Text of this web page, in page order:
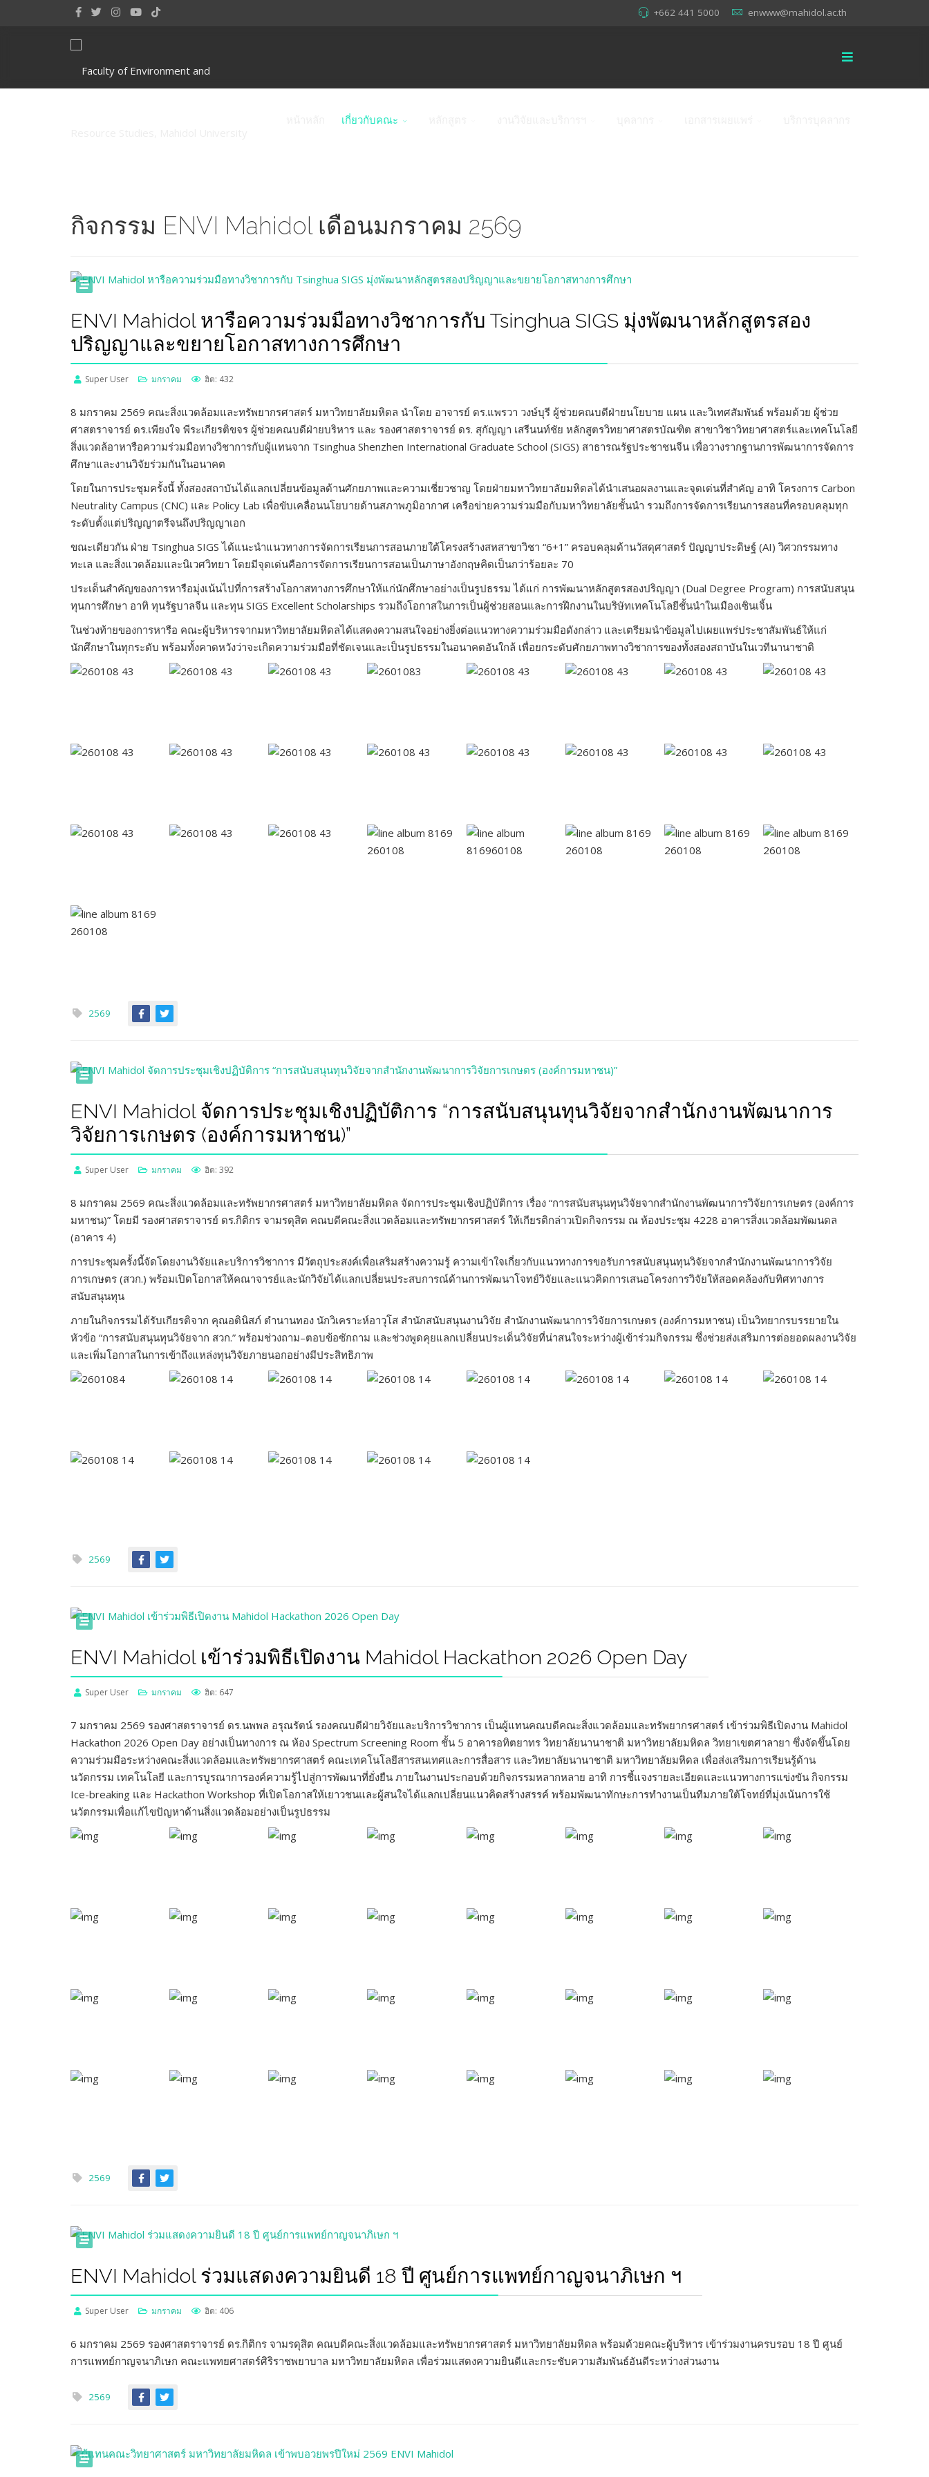
+662 441 5000 enwww@mahidol.ac.th
เกี่ยวกับคณะ
กิจกรรม ENVI Mahidol เดือนมกราคม 2569
ENVI Mahidol หารือความร่วมมือทางวิชาการกับ Tsinghua SIGS มุ่งพัฒนาหลักสูตรสอง
ปริญญาและขยายโอกาสทางการศึกษา
Super User มกราคม ฮิต: 432
8 มกราคม 2569 คณะสิ่งแวดล้อมและทรัพยากรศาสตร์ มหาวิทยาลัยมหิดล นำโดย อาจารย์ ดร.แพรวา วงษ์บุรี ผู้ช่วยคณบดีฝ่ายนโยบาย แผน และวิเทศสัมพันธ์ พร้อมด้วย ผู้ช่วย
ศาสตราจารย์ ดร.เพียงใจ พีระเกียรติขจร ผู้ช่วยคณบดีฝ่ายบริหาร และ รองศาสตราจารย์ ดร. สุกัญญา เสรีนนท์ชัย หลักสูตรวิทยาศาสตรบัณฑิต สาขาวิชาวิทยาศาสตร์และเทคโนโลยี
สิ่งแวดล้อาหารือความร่วมมือทางวิชาการกับผู้แทนจาก Tsinghua Shenzhen International Graduate School (SIGS) สาธารณรัฐประชาชนจีน เพื่อวางรากฐานการพัฒนาการจัดการ
ศึกษาและงานวิจัยร่วมกันในอนาคต
โดยในการประชุมครั้งนี้ ทั้งสองสถาบันได้แลกเปลี่ยนข้อมูลด้านศักยภาพและความเชี่ยวชาญ โดยฝ่ายมหาวิทยาลัยมหิดลได้นำเสนอผลงานและจุดเด่นที่สำคัญ อาทิ โครงการ Carbon
Neutrality Campus (CNC) และ Policy Lab เพื่อขับเคลื่อนนโยบายด้านสภาพภูมิอากาศ เครือข่ายความร่วมมือกับมหาวิทยาลัยชั้นนำ รวมถึงการจัดการเรียนการสอนที่ครอบคลุมทุก
ระดับตั้งแต่ปริญญาตรีจนถึงปริญญาเอก
ขณะเดียวกัน ฝ่าย Tsinghua SIGS ได้แนะนำแนวทางการจัดการเรียนการสอนภายใต้โครงสร้างสหสาขาวิชา “6+1” ครอบคลุมด้านวัสดุศาสตร์ ปัญญาประดิษฐ์ (AI) วิศวกรรมทาง
ทะเล และสิ่งแวดล้อมและนิเวศวิทยา โดยมีจุดเด่นคือการจัดการเรียนการสอนเป็นภาษาอังกฤษคิดเป็นกว่าร้อยละ 70
ประเด็นสำคัญของการหารือมุ่งเน้นไปที่การสร้างโอกาสทางการศึกษาให้แก่นักศึกษาอย่างเป็นรูปธรรม ได้แก่ การพัฒนาหลักสูตรสองปริญญา (Dual Degree Program) การสนับสนุน
ทุนการศึกษา อาทิ ทุนรัฐบาลจีน และทุน SIGS Excellent Scholarships รวมถึงโอกาสในการเป็นผู้ช่วยสอนและการฝึกงานในบริษัทเทคโนโลยีชั้นนำในเมืองเซินเจิ้น
ในช่วงท้ายของการหารือ คณะผู้บริหารจากมหาวิทยาลัยมหิดลได้แสดงความสนใจอย่างยิ่งต่อแนวทางความร่วมมือดังกล่าว และเตรียมนำข้อมูลไปเผยแพร่ประชาสัมพันธ์ให้แก่
นักศึกษาในทุกระดับ พร้อมทั้งคาดหวังว่าจะเกิดความร่วมมือที่ชัดเจนและเป็นรูปธรรมในอนาคตอันใกล้ เพื่อยกระดับศักยภาพทางวิชาการของทั้งสองสถาบันในเวทีนานาชาติ
2569
ENVI Mahidol จัดการประชุมเชิงปฏิบัติการ “การสนับสนุนทุนวิจัยจากสำนักงานพัฒนาการ
วิจัยการเกษตร (องค์การมหาชน)”
Super User มกราคม ฮิต: 392
8 มกราคม 2569 คณะสิ่งแวดล้อมและทรัพยากรศาสตร์ มหาวิทยาลัยมหิดล จัดการประชุมเชิงปฏิบัติการ เรื่อง “การสนับสนุนทุนวิจัยจากสำนักงานพัฒนาการวิจัยการเกษตร (องค์การ
มหาชน)” โดยมี รองศาสตราจารย์ ดร.กิติกร จามรดุสิต คณบดีคณะสิ่งแวดล้อมและทรัพยากรศาสตร์ ให้เกียรติกล่าวเปิดกิจกรรม ณ ห้องประชุม 4228 อาคารสิ่งแวดล้อมพัฒนดล
(อาคาร 4)
การประชุมครั้งนี้จัดโดยงานวิจัยและบริการวิชาการ มีวัตถุประสงค์เพื่อเสริมสร้างความรู้ ความเข้าใจเกี่ยวกับแนวทางการขอรับการสนับสนุนทุนวิจัยจากสำนักงานพัฒนาการวิจัย
การเกษตร (สวก.) พร้อมเปิดโอกาสให้คณาจารย์และนักวิจัยได้แลกเปลี่ยนประสบการณ์ด้านการพัฒนาโจทย์วิจัยและแนวคิดการเสนอโครงการวิจัยให้สอดคล้องกับทิศทางการ
สนับสนุนทุน
ภายในกิจกรรมได้รับเกียรติจาก คุณอตินิสภ์ ตำนานทอง นักวิเคราะห์อาวุโส สำนักสนับสนุนงานวิจัย สำนักงานพัฒนาการวิจัยการเกษตร (องค์การมหาชน) เป็นวิทยากรบรรยายใน
หัวข้อ “การสนับสนุนทุนวิจัยจาก สวก.” พร้อมช่วงถาม–ตอบข้อซักถาม และช่วงพูดคุยแลกเปลี่ยนประเด็นวิจัยที่น่าสนใจระหว่างผู้เข้าร่วมกิจกรรม ซึ่งช่วยส่งเสริมการต่อยอดผลงานวิจัย
และเพิ่มโอกาสในการเข้าถึงแหล่งทุนวิจัยภายนอกอย่างมีประสิทธิภาพ
2569
ENVI Mahidol เข้าร่วมพิธีเปิดงาน Mahidol Hackathon 2026 Open Day
Super User มกราคม ฮิต: 647
7 มกราคม 2569 รองศาสตราจารย์ ดร.นพพล อรุณรัตน์ รองคณบดีฝ่ายวิจัยและบริการวิชาการ เป็นผู้แทนคณบดีคณะสิ่งแวดล้อมและทรัพยากรศาสตร์ เข้าร่วมพิธีเปิดงาน Mahidol
Hackathon 2026 Open Day อย่างเป็นทางการ ณ ห้อง Spectrum Screening Room ชั้น 5 อาคารอทิตยาทร วิทยาลัยนานาชาติ มหาวิทยาลัยมหิดล วิทยาเขตศาลายา ซึ่งจัดขึ้นโดย
ความร่วมมือระหว่างคณะสิ่งแวดล้อมและทรัพยากรศาสตร์ คณะเทคโนโลยีสารสนเทศและการสื่อสาร และวิทยาลัยนานาชาติ มหาวิทยาลัยมหิดล เพื่อส่งเสริมการเรียนรู้ด้าน
นวัตกรรม เทคโนโลยี และการบูรณาการองค์ความรู้ไปสู่การพัฒนาที่ยั่งยืน ภายในงานประกอบด้วยกิจกรรมหลากหลาย อาทิ การชี้แจงรายละเอียดและแนวทางการแข่งขัน กิจกรรม
Ice-breaking และ Hackathon Workshop ที่เปิดโอกาสให้เยาวชนและผู้สนใจได้แลกเปลี่ยนแนวคิดสร้างสรรค์ พร้อมพัฒนาทักษะการทำงานเป็นทีมภายใต้โจทย์ที่มุ่งเน้นการใช้
นวัตกรรมเพื่อแก้ไขปัญหาด้านสิ่งแวดล้อมอย่างเป็นรูปธรรม
2569
ENVI Mahidol ร่วมแสดงความยินดี 18 ปี ศูนย์การแพทย์กาญจนาภิเษก ฯ
Super User มกราคม ฮิต: 406
6 มกราคม 2569 รองศาสตราจารย์ ดร.กิติกร จามรดุสิต คณบดีคณะสิ่งแวดล้อมและทรัพยากรศาสตร์ มหาวิทยาลัยมหิดล พร้อมด้วยคณะผู้บริหาร เข้าร่วมงานครบรอบ 18 ปี ศูนย์
การแพทย์กาญจนาภิเษก คณะแพทยศาสตร์ศิริราชพยาบาล มหาวิทยาลัยมหิดล เพื่อร่วมแสดงความยินดีและกระชับความสัมพันธ์อันดีระหว่างส่วนงาน
2569